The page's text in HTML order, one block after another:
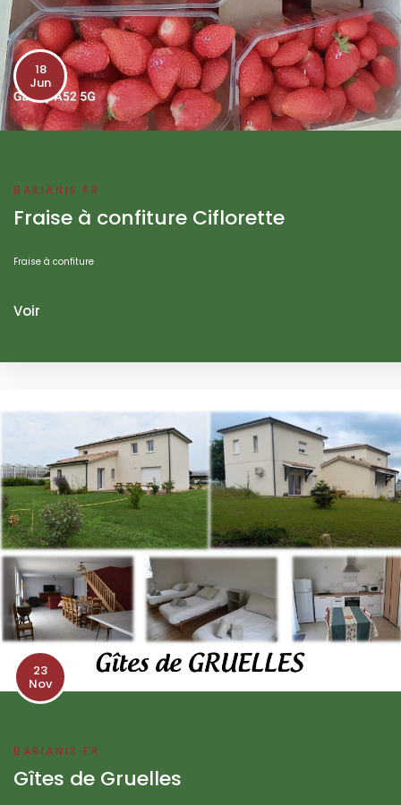
18
Jun
BARIANIS.FR
Fraise à confiture Ciflorette
Fraise à confiture
Voir
23
Nov
BARIANIS.FR
Gîtes de Gruelles